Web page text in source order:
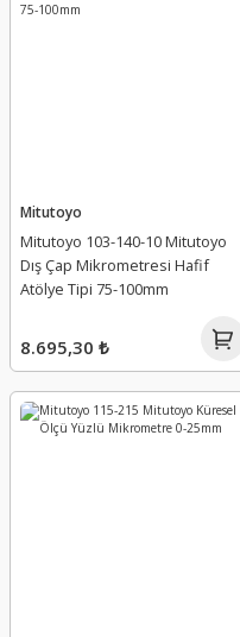
Mitutoyo
Mitutoyo 103-140-10 Mitutoyo
Dış Çap Mikrometresi Hafif
Atölye Tipi 75-100mm
8.695,30 ₺